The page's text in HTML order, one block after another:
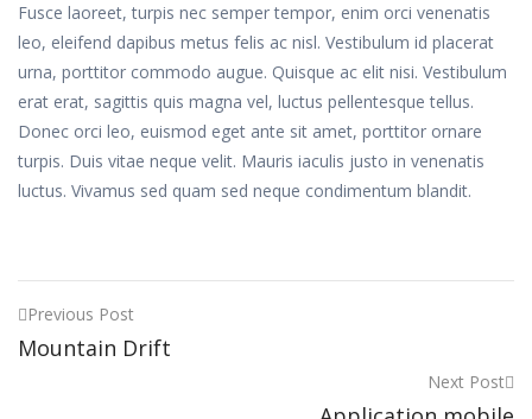
Fusce laoreet, turpis nec semper tempor, enim orci venenatis
leo, eleifend dapibus metus felis ac nisl. Vestibulum id placerat
urna, porttitor commodo augue. Quisque ac elit nisi. Vestibulum
erat erat, sagittis quis magna vel, luctus pellentesque tellus.
Donec orci leo, euismod eget ante sit amet, porttitor ornare
turpis. Duis vitae neque velit. Mauris iaculis justo in venenatis
luctus. Vivamus sed quam sed neque condimentum blandit.
Post
navigation
Previous Post
Mountain Drift
Next Post